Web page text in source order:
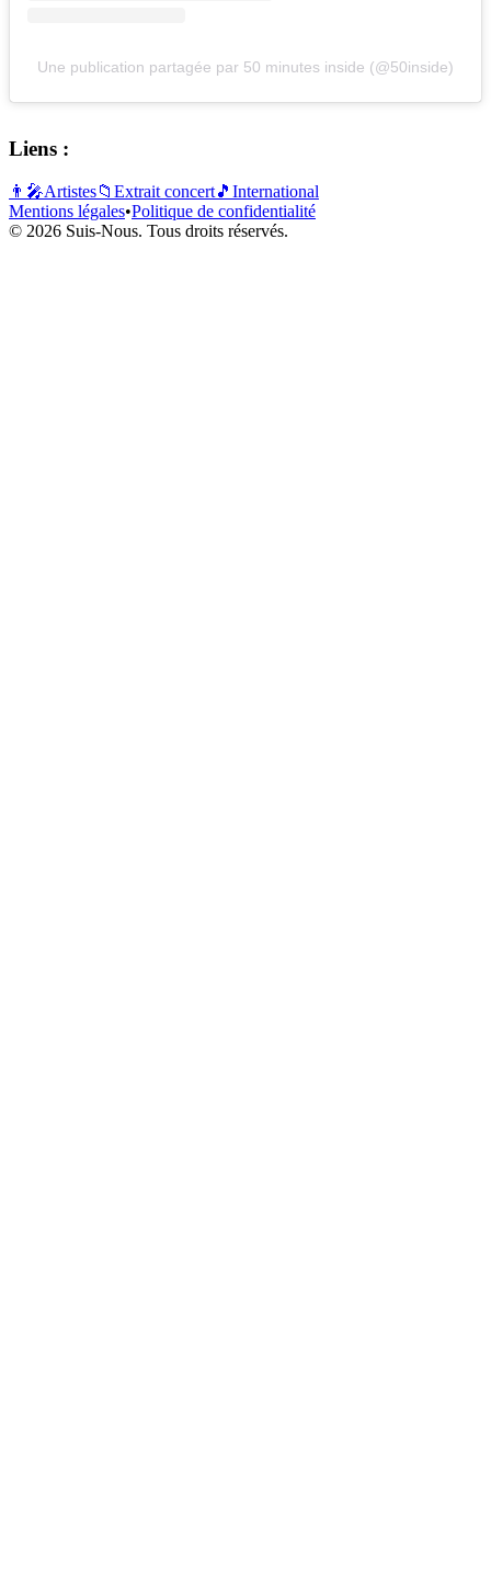
Une publication partagée par 50 minutes inside (@50inside)
Liens :
👨‍🎤Artistes📁 Extrait concert🎵 International
Mentions légales•Politique de confidentialité
© 2026 Suis-Nous. Tous droits réservés.